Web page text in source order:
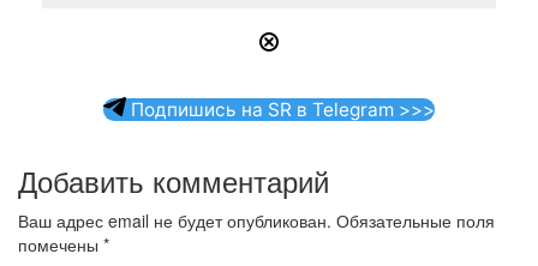
Подпишись на SR в Telegram >>>
Добавить комментарий
Ваш адрес email не будет опубликован. Обязательные поля
помечены *